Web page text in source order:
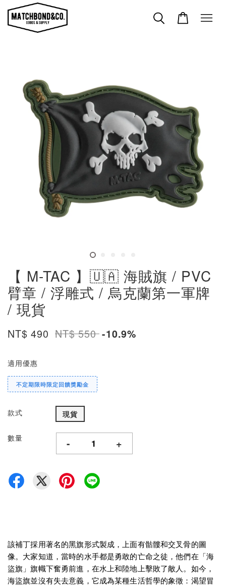
【 M-TAC 】🇺🇦 海賊旗 / PVC
臂章 / 浮雕式 / 烏克蘭第一軍牌
/ 現貨
NT$ 490 NT$ 550-10.9%
適用優惠
不定期限時限定回饋獎勵金
款式 現貨
數量 - +
該補丁採用著名的黑旗形式製成，上面有骷髏和交叉骨的圖
像。大家知道，當時的水手都是勇敢的亡命之徒，他們在「海
盜旗」旗幟下奮勇前進，在水上和陸地上擊敗了敵人。如今，
海盜旗並沒有失去意義，它成為某種生活哲學的象徵：渴望冒